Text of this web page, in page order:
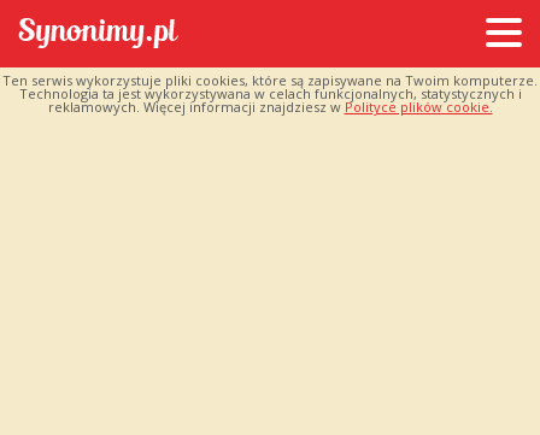
Ten serwis wykorzystuje pliki cookies, które są zapisywane na Twoim komputerze.
Technologia ta jest wykorzystywana w celach funkcjonalnych, statystycznych i
reklamowych. Więcej informacji znajdziesz w Polityce plików cookie.